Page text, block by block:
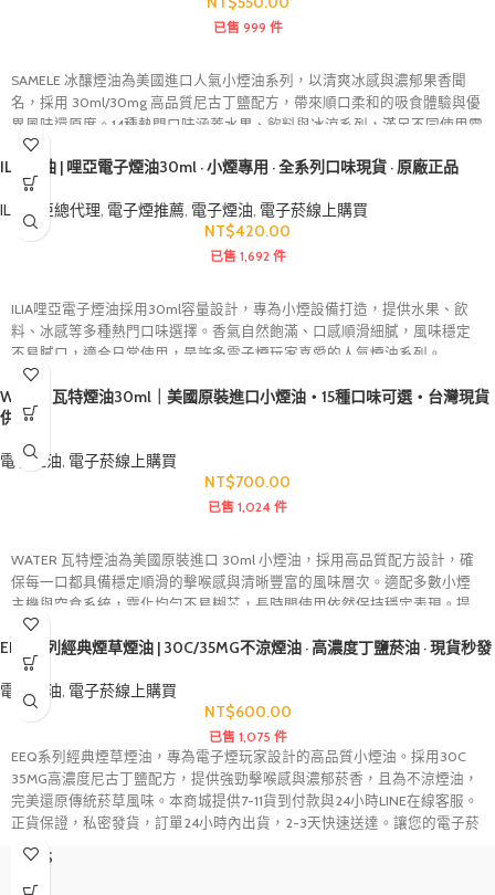
已售 999 件
SAMELE 冰釀煙油為美國進口人氣小煙油系列，以清爽冰感與濃郁果香聞
名，採用 30ml/30mg 高品質尼古丁鹽配方，帶來順口柔和的吸食體驗與優
異風味還原度。14種熱門口味涵蓋水果、飲料與冰涼系列，滿足不同使用需
求。適配多數小煙主機與空倉系統，霧化細膩、口感持久，是追求品質與
風味表現玩家的熱門煙油選擇。
ILIA煙油 | 哩亞電子煙油30ml · 小煙專用 · 全系列口味現貨 · 原廠正品
ILIA哩亞總代理, 電子煙推薦, 電子煙油, 電子菸線上購買
NT$420.00
已售 1,692 件
ILIA哩亞電子煙油採用30ml容量設計，專為小煙設備打造，提供水果、飲
料、冰感等多種熱門口味選擇。香氣自然飽滿、口感順滑細膩，風味穩定
不易膩口，適合日常使用，是許多電子煙玩家喜愛的人氣煙油系列。
WATER 瓦特煙油30ml｜美國原裝進口小煙油・15種口味可選・台灣現貨
供應
電子煙油, 電子菸線上購買
NT$700.00
已售 1,024 件
WATER 瓦特煙油為美國原裝進口 30ml 小煙油，採用高品質配方設計，確
保每一口都具備穩定順滑的擊喉感與清晰豐富的風味層次。適配多數小煙
主機與空倉系統，霧化均勻不易糊芯，長時間使用依然保持穩定表現。提
供15種人氣口味選擇，涵蓋水果、清涼與經典風格，是追求口感還原與穩定
品質用戶的熱門煙油選擇。
EEQ系列經典煙草煙油 | 30C/35MG不涼煙油 · 高濃度丁鹽菸油 · 現貨秒發
電子煙油, 電子菸線上購買
NT$600.00
已售 1,075 件
EEQ系列經典煙草煙油，專為電子煙玩家設計的高品質小煙油。採用30C
35MG高濃度尼古丁鹽配方，提供強勁擊喉感與濃郁菸香，且為不涼煙油，
完美還原傳統菸草風味。本商城提供7-11貨到付款與24小時LINE在線客服。
正貨保證，私密發貨，訂單24小時內出貨，2-3天快速送達。讓您的電子菸
選購安心、省心。
SP2S
RELX